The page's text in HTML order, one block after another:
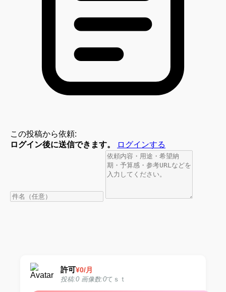
この投稿から依頼:
ログイン後に送信できます。
ログインする
許可¥0/月
投稿:0 画像数:0てｓｔ